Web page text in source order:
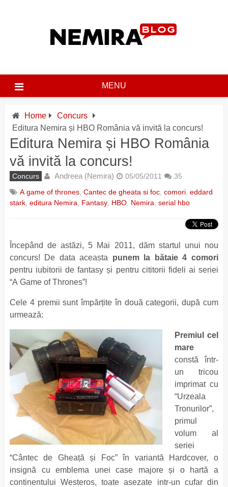
MENU
Home
Concurs
Editura Nemira și HBO România vă invită la concurs!
Editura Nemira și HBO România
vă invită la concurs!
Concurs Andreea (Nemira) 05/05/2011
35
A game of thrones, Cantec de gheata si foc, comori, eddard
stark, editura Nemira Fantasy, HBO, Nemira serial hbo
Începând de astăzi, 5 Mai 2011, dăm startul unui nou
concurs! De data aceasta punem la bătaie 4 comori
pentru iubitorii de fantasy și pentru cititorii fideli ai seriei
“A Game of Thrones”!
Cele 4 premii sunt împărțite în două categorii, după cum
urmează:
Premiul cel
mare
constă într-
un tricou
imprimat cu
“Urzeala
Tronurilor”,
primul
volum al
seriei
“Cântec de Gheață și Foc” în variantă Hardcover, o
insignă cu emblema unei case majore și o hartă a
continentului Westeros, toate asezate intr-un cufar din